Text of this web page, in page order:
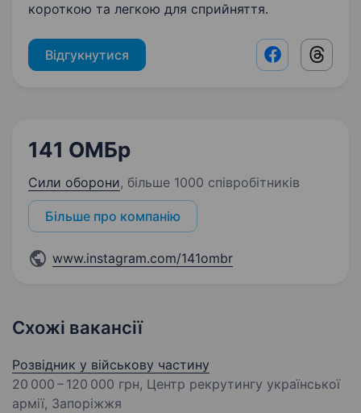
короткою та легкою для сприйняття.
Відгукнутися Facebook
141 ОМБр
Сили оборони, більше 1000 співробітників
Більше про компанію
www.instagram.com/141ombr
Схожі вакансії
Розвідник у військову частину
20 000 – 120 000 грн, Центр рекрутингу української
армії, Запоріжжя